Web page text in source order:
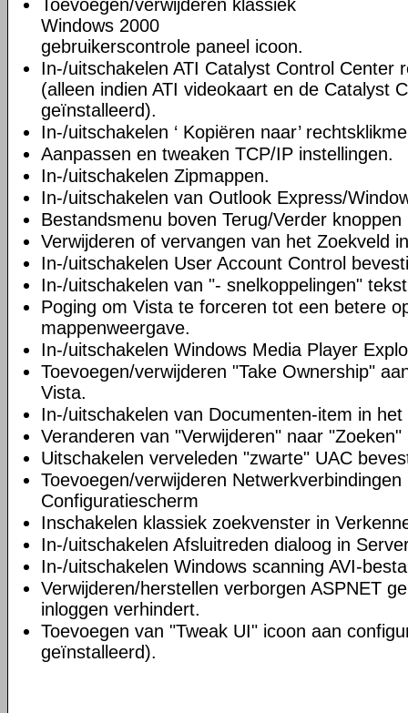
Toevoegen/verwijderen klassiek
Windows 2000
gebruikerscontrole paneel icoon.
In-/uitschakelen ATI Catalyst Control Center
(alleen indien ATI videokaart en de Catalyst
geïnstalleerd).
In-/uitschakelen ‘ Kopiëren naar’
Aanpassen en tweaken TCP/IP instellingen.
In-/uitschakelen Zipmappen.
In-/uitschakelen van Outlook Express/
Bestandsmenu boven Terug/Verder
Verwijderen of vervangen van het Zoekveld
In-/uitschakelen User Account Control
In-/uitschakelen van "- snelkoppelingen"
Poging om Vista te forceren tot een betere
mappenweergave.
In-/uitschakelen Windows Media Player
Toevoegen/verwijderen "Take Ownership"
Vista.
In-/uitschakelen van Documenten-item in
Veranderen van "Verwijderen" naar
Uitschakelen verveleden "zwarte" UAC
Toevoegen/verwijderen Netwerkverbindingen
Configuratiescherm
Inschakelen klassiek zoekvenster in
In-/uitschakelen Afsluitreden dialoog in
In-/uitschakelen Windows scanning AVI-
Verwijderen/herstellen verborgen ASPNET
inloggen verhindert.
Toevoegen van "Tweak UI" icoon aan
geïnstalleerd).